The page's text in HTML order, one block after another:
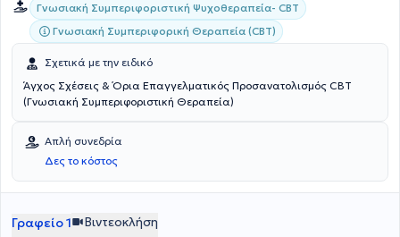
Γνωσιακή Συμπεριφοριστική Ψυχοθεραπεία- CBT
Γνωσιακή Συμπεριφορική Θεραπεία (CBT)
Σχετικά με την ειδικό
Άγχος Σχέσεις & Όρια Επαγγελματικός Προσανατολισμός CBT
(Γνωσιακή Συμπεριφοριστική Θεραπεία)
Απλή συνεδρία
Δες το κόστος
Γραφείο 1 Βιντεοκλήση